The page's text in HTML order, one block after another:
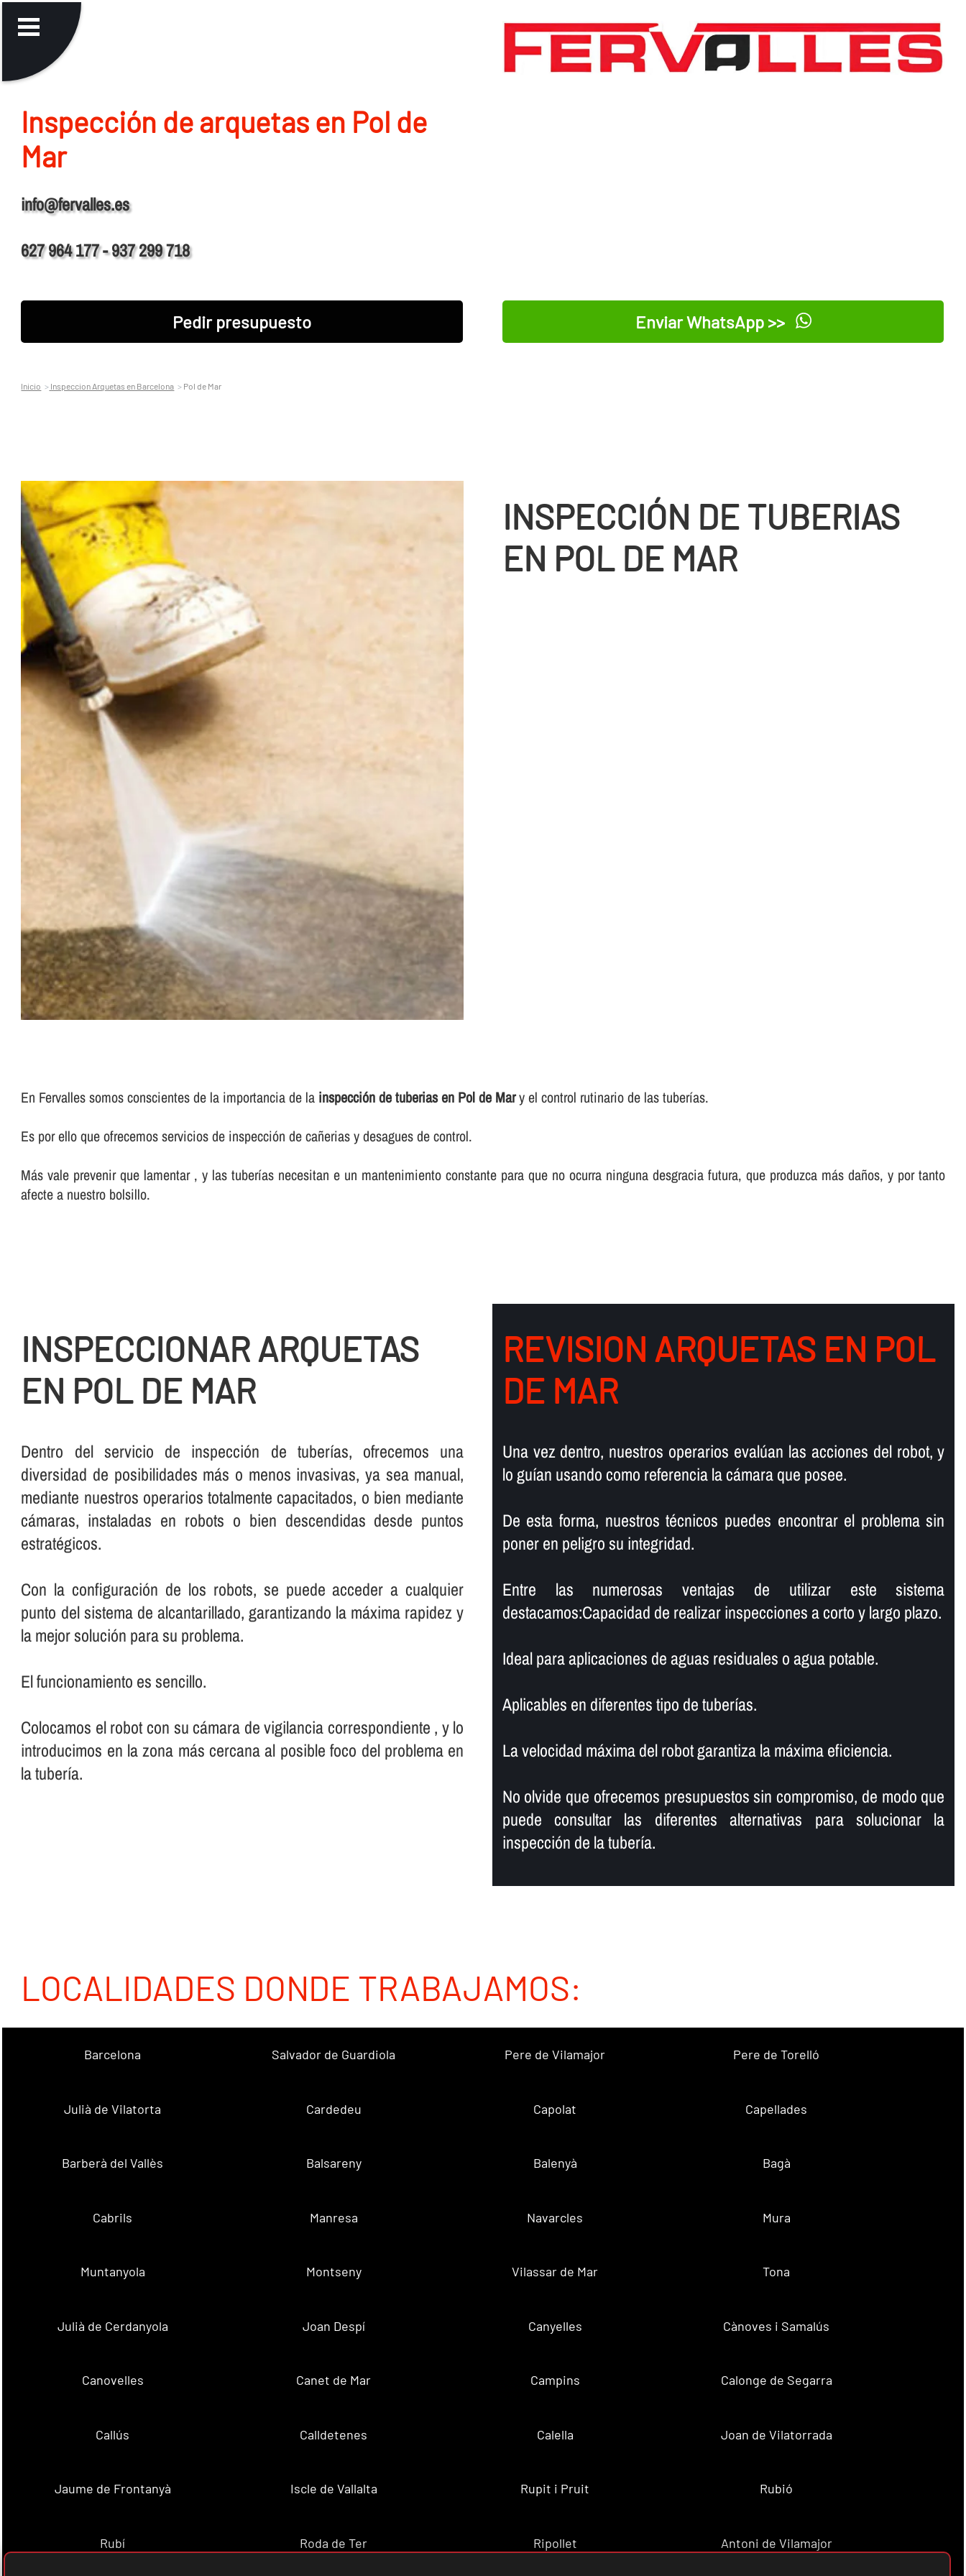
Inspección de arquetas en Pol de
Mar
info@fervalles.es
627 964 177 - 937 299 718
Pedir presupuesto Enviar WhatsApp >>
Inicio Inspeccion Arquetas en Barcelona Pol de Mar
INSPECCIÓN DE TUBERIAS
EN POL DE MAR
En Fervalles somos conscientes de la importancia de la inspección de tuberias en Pol de Mary el control rutinario de las tuberí­as.
Es por ello que ofrecemos servicios de inspección de cañerias y desagues de control.
Más vale prevenir que lamentar , y las tuberí­as necesitan e un mantenimiento constante para que no ocurra ninguna desgracia futura, que produzca más daños, y por tanto
afecte a nuestro bolsillo.
INSPECCIONAR ARQUETAS
EN POL DE MAR
Dentro del servicio de inspección de tuberí­as, ofrecemos una
diversidad de posibilidades más o menos invasivas, ya sea manual,
mediante nuestros operarios totalmente capacitados, o bien mediante
cámaras, instaladas en robots o bien descendidas desde puntos
estratégicos.
Con la configuración de los robots, se puede acceder a cualquier
punto del sistema de alcantarillado, garantizando la máxima rapidez y
la mejor solución para su problema.
El funcionamiento es sencillo.
Colocamos el robot con su cámara de vigilancia correspondiente , y lo
introducimos en la zona más cercana al posible foco del problema en
la tuberí­a.
REVISION ARQUETAS EN POL
DE MAR
Una vez dentro, nuestros operarios evalúan las acciones del robot, y
lo guí­an usando como referencia la cámara que posee.
De esta forma, nuestros técnicos puedes encontrar el problema sin
poner en peligro su integridad.
Entre las numerosas ventajas de utilizar este sistema
destacamos:Capacidad de realizar inspecciones a corto y largo plazo.
Ideal para aplicaciones de aguas residuales o agua potable.
Aplicables en diferentes tipo de tuberí­as.
La velocidad máxima del robot garantiza la máxima eficiencia.
No olvide que ofrecemos presupuestos sin compromiso, de modo que
puede consultar las diferentes alternativas para solucionar la
inspección de la tuberí­a.
LOCALIDADES DONDE TRABAJAMOS:
Barcelona Salvador de Guardiola Pere de Vilamajor Pere de Torelló
Julià de Vilatorta Cardedeu Capolat Capellades
Barberà del Vallès Balsareny Balenyà Bagà
Cabrils Manresa Navarcles Mura
Muntanyola Montseny Vilassar de Mar Tona
Julià de Cerdanyola Joan Despí Canyelles Cànoves i Samalús
Canovelles Canet de Mar Campins Calonge de Segarra
Callús Calldetenes Calella Joan de Vilatorrada
Jaume de Frontanyà Iscle de Vallalta Rupit i Pruit Rubió
Rubí Roda de Ter Ripollet Antoni de Vilamajor